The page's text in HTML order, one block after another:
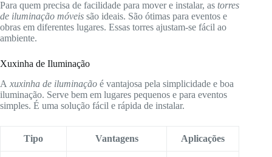
Para quem precisa de facilidade para mover e instalar, as torres
de iluminação móveis são ideais. São ótimas para eventos e
obras em diferentes lugares. Essas torres ajustam-se fácil ao
ambiente.
Xuxinha de Iluminação
A xuxinha de iluminação é vantajosa pela simplicidade e boa
iluminação. Serve bem em lugares pequenos e para eventos
simples. É uma solução fácil e rápida de instalar.
Tipo Vantagens Aplicações